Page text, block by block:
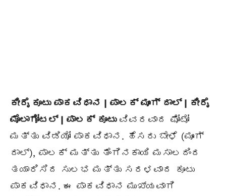
ಕೀರೈ ಕೂಟು ಪಾಕವಿಧಾನ | ಪಾಲಕ್ ಮೂಂಗ್ ದಾಲ್ | ಕೀರೈ
ಮೊಲಾಗೋಟಲ್ | ಪಾಲಕ್ ಕೂಟು ವಿವರವಾದ ಫೋಟೋ
ಮತ್ತು ವಿಡಿಯೋ ಪಾಕವಿಧಾನ. ಹೆಸರು ಬೇಳೆ (ಮೂಂಗ್
ದಾಲ್), ಪಾಲಕ್ ಮತ್ತು ತೆಂಗಿನಕಾಯಿ ಮಸಾಲದಿಂದ
ತಯಾರಿಸಿದ ಸುಲಭ ಮತ್ತು ಸರಳವಾದ ಕೂಟು
ಪಾಕವಿಧಾನ. ಈ ಪಾಕವಿಧಾನ ಮುಖ್ಯವಾಗಿ